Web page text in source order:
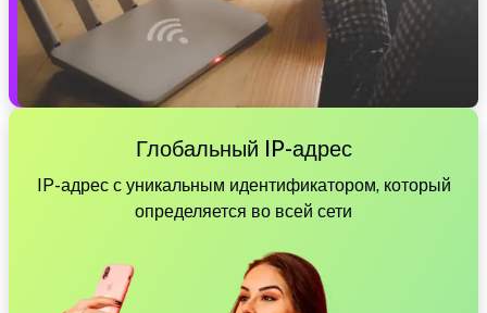
Глобальный IP-адрес
IP-адрес с уникальным идентификатором, который
определяется во всей сети